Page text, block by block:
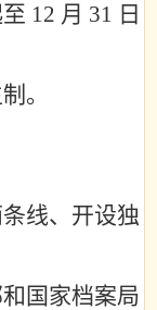
12 月 31 日
。
线、开设独
国家档案局